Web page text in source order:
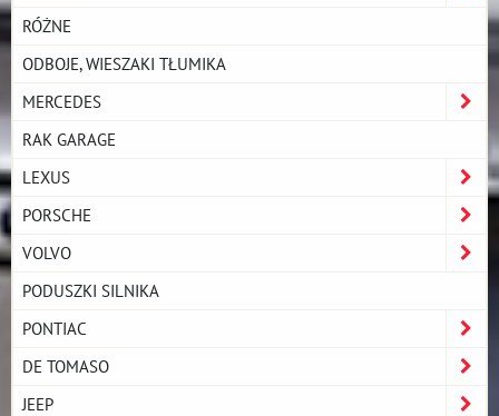
RÓŻNE
ODBOJE, WIESZAKI TŁUMIKA
MERCEDES
RAK GARAGE
LEXUS
PORSCHE
VOLVO
PODUSZKI SILNIKA
PONTIAC
DE TOMASO
JEEP